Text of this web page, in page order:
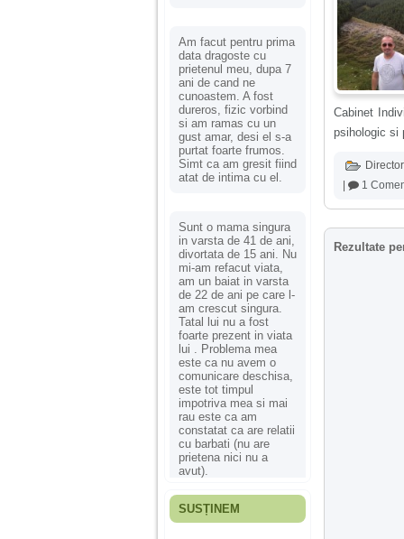
Am facut pentru prima
data dragoste cu
prietenul meu, dupa 7
ani de cand ne
cunoastem. A fost
dureros, fizic vorbind
si am ramas cu un
gust amar, desi el s-a
purtat foarte frumos.
Simt ca am gresit fiind
atat de intima cu el.
Sunt o mama singura
in varsta de 41 de ani,
divortata de 15 ani. Nu
mi-am refacut viata,
am un baiat in varsta
de 22 de ani pe care l-
am crescut singura.
Tatal lui nu a fost
foarte prezent in viata
lui . Problema mea
este ca nu avem o
comunicare deschisa,
este tot timpul
impotriva mea si mai
rau este ca am
constatat ca are relatii
cu barbati (nu are
prietena nici nu a
avut).
Fiica mea s-a nascut
SUSȚINEM
Cabinet
psihologic si
1
Rezultate